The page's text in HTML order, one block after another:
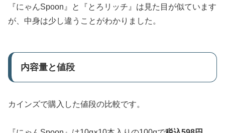
『にゃんSpoon』と『とろリッチ』は見た目が似ています
が、中身は少し違うことがわかりました。
内容量と値段
カインズで購入した値段の比較です。